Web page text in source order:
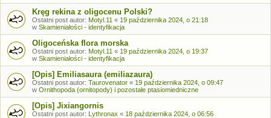
Kręg rekina z oligocenu Polski?
Ostatni post autor: Motyl.11 « 19 października 2024, o 21:18
w Skamieniałości - identyfikacja
Oligoceńska flora morska
Ostatni post autor: Motyl.11 « 19 października 2024, o 19:37
w Skamieniałości - identyfikacja
[Opis] Emiliasaura (emiliazaura)
Ostatni post autor: Taurovenator « 19 października 2024, o 09:47
w Ornithopoda (ornitopody) i pozostałe ptasiomiedniczne
[Opis] Jixiangornis
Ostatni post autor: Lythronax « 18 października 2024, o 06:56